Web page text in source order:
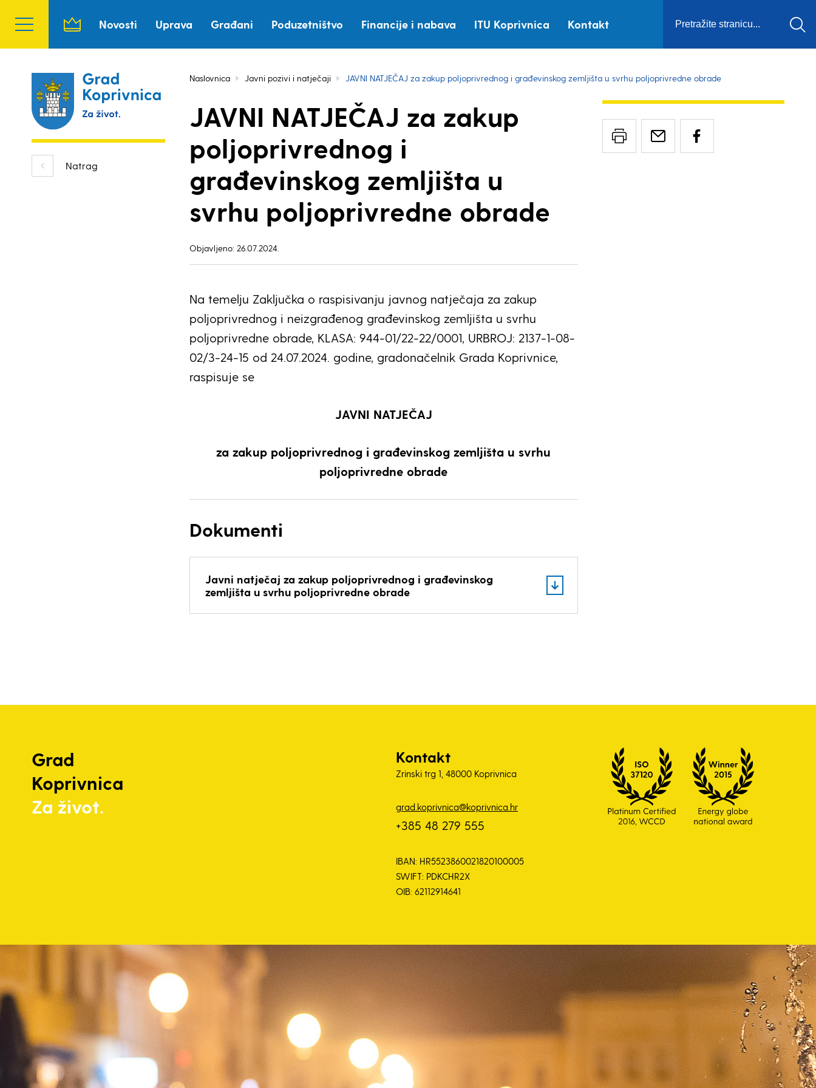
Novosti Uprava Građani Poduzetništvo Financije i nabava ITU Koprivnica Kontakt
Natrag
Naslovnica Javni pozivi i natječaji JAVNI NATJEČAJ za zakup poljoprivrednog i građevinskog zemljišta u svrhu poljoprivredne obrade
JAVNI NATJEČAJ za zakup
poljoprivrednog i
građevinskog zemljišta u
svrhu poljoprivredne obrade
Objavljeno: 26.07.2024.
Na temelju Zaključka o raspisivanju javnog natječaja za zakup
poljoprivrednog i neizgrađenog građevinskog zemljišta u svrhu
poljoprivredne obrade, KLASA: 944-01/22-22/0001, URBROJ: 2137-1-08-
02/3-24-15 od 24.07.2024. godine, gradonačelnik Grada Koprivnice,
raspisuje se
JAVNI NATJEČAJ
za zakup poljoprivrednog i građevinskog zemljišta u svrhu
poljoprivredne obrade
Dokumenti
Javni natječaj za zakup poljoprivrednog i građevinskog
zemljišta u svrhu poljoprivredne obrade
Grad
Koprivnica
Za život.
Kontakt
Zrinski trg 1, 48000 Koprivnica
grad.koprivnica@koprivnica.hr
+385 48 279 555
IBAN: HR5523860021820100005
SWIFT: PDKCHR2X
OIB: 62112914641